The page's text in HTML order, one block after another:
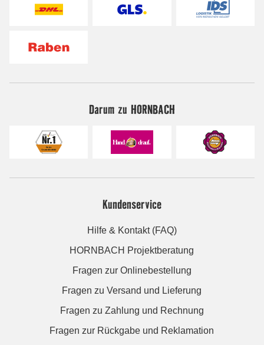
Darum zu HORNBACH
Kundenservice
Hilfe & Kontakt (FAQ)
HORNBACH Projektberatung
Fragen zur Onlinebestellung
Fragen zu Versand und Lieferung
Fragen zu Zahlung und Rechnung
Fragen zur Rückgabe und Reklamation